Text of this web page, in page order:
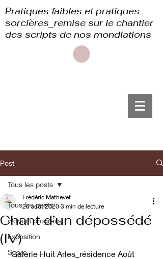
Pratiques faibles et pratiques
sorcières_remise sur le chantier
des scripts de nos mondiations
Post
Tous les posts
work in progress
exposition
Score
Tous les posts
Chant d’un dépossédé
(IV)
Frédéric Mathevet
26 août 2020 3 min de lecture
Galerie Huit Arles_résidence Août